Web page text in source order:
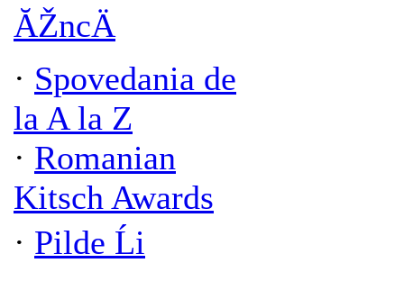
ĂŽncÄ
· Spovedania de
la A la Z
· Romanian
Kitsch Awards
· Pilde Ĺi